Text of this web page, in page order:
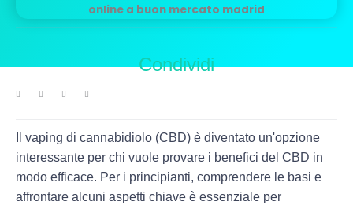
Condividi
Il vaping di cannabidiolo (CBD) è diventato un'opzione
interessante per chi vuole provare i benefici del CBD in
modo efficace. Per i principianti, comprendere le basi e
affrontare alcuni aspetti chiave è essenziale per